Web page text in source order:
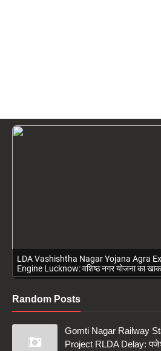
Free Ayurvedic Health Camp
लखनऊ में निःशुल्क आयुर्वेदिक चिकित्सा शिविर
Random Posts
Gomti Nagar Railway
Project RLDA Delay: